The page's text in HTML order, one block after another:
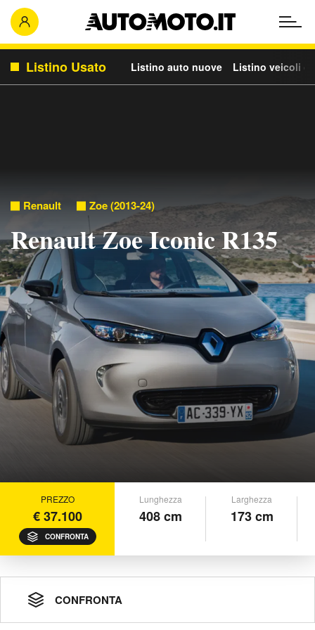
Listino Usato Listino auto nuove Listino veicoli
Renault Zoe (2013-24)
Renault Zoe Iconic R135
PREZZO
€ 37.100
CONFRONTA
Lunghezza
408 cm
Larghezza
173 cm
CONFRONTA